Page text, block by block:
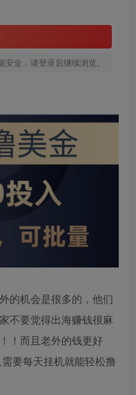
全，请登录后继续浏览。
的机会是很多的，他们
不要觉得出海赚钱很麻
！而且老外的钱更好
要每天挂机就能轻松撸